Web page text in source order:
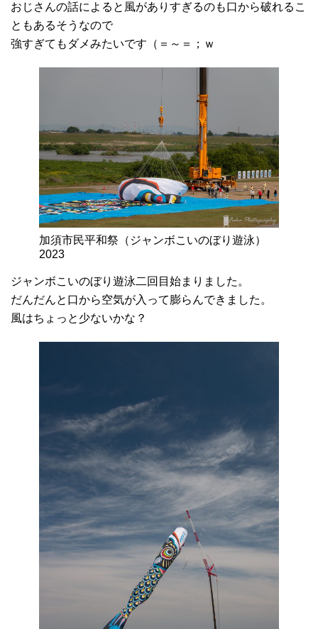
おじさんの話によると風がありすぎるのも口から破れるこ
ともあるそうなので
強すぎてもダメみたいです（＝～＝；ｗ
加須市民平和祭（ジャンボこいのぼり遊泳）
2023
ジャンボこいのぼり遊泳二回目始まりました。
だんだんと口から空気が入って膨らんできました。
風はちょっと少ないかな？